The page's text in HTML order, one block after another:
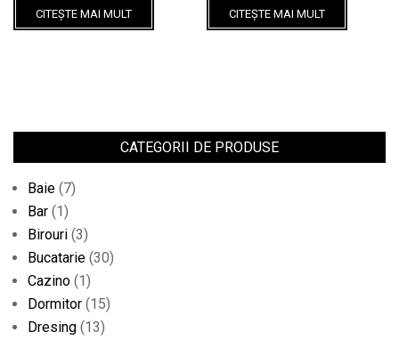
CITEȘTE MAI MULT CITEȘTE MAI MULT
CATEGORII DE PRODUSE
Baie (7)
Bar (1)
Birouri (3)
Bucatarie (30)
Cazino (1)
Dormitor (15)
Dresing (13)